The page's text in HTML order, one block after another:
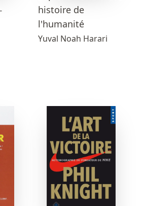
histoire de
l'humanité
Yuval Noah Harari